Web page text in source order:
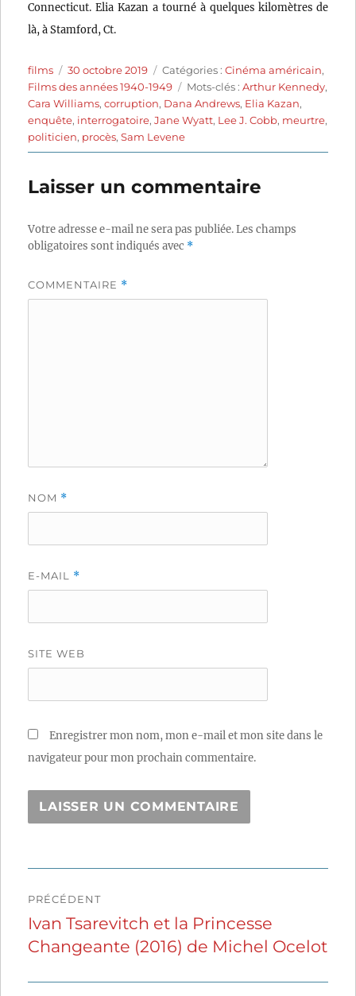
Connecticut. Elia Kazan a tourné à quelques kilomètres de
là, à Stamford, Ct.
Auteur
films
Publié
le
30 octobre 2019 Catégories
Catégories :Cinéma américain,
Films des années 1940-1949
Étiquettes
Mots-clés :Arthur Kennedy,
Cara Williams,corruption, Dana Andrews, Elia Kazan,
enquête, interrogatoire,Jane Wyatt, Lee J. Cobb, meurtre,
politicien, procès,Sam Levene
Laisser un commentaire
Votre adresse e-mail ne sera pas publiée.Les champs
obligatoires sont indiqués avec *
COMMENTAIRE *
NOM *
E-MAIL *
SITE WEB
Enregistrer mon nom, mon e-mail et mon site dans le
navigateur pour mon prochain commentaire.
de
l’article
PRÉCÉDENT
Publication
précédente :
Ivan Tsarevitch et la Princesse
Changeante (2016) de Michel Ocelot